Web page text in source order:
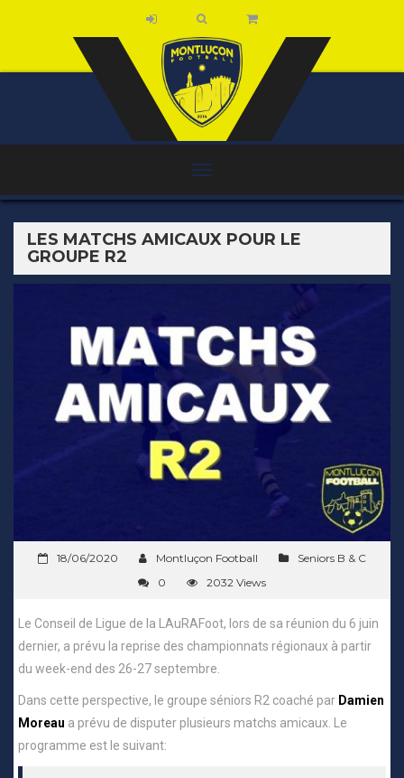
LES MATCHS AMICAUX POUR LE
GROUPE R2
18/06/2020 Montluçon Football
Seniors B & C
0
2032 Views
Le Conseil de Ligue de la LAuRAFoot, lors de sa réunion du 6 juin
dernier, a prévu la reprise des championnats régionaux à partir
du week-end des 26-27 septembre.
Dans cette perspective, le groupe séniors R2 coaché par Damien
Moreau a prévu de disputer plusieurs matchs amicaux. Le
programme est le suivant: